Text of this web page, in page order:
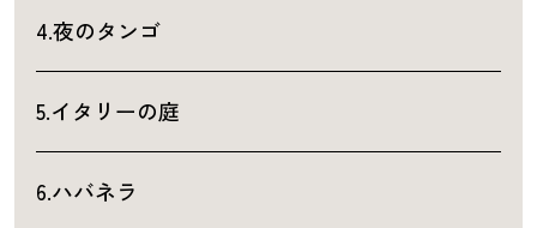
4.夜のタンゴ
5.イタリーの庭
6.ハバネラ